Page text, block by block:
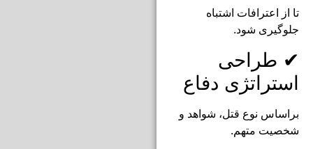
تا از اعترافات اشتباه
جلوگیری شود.
✔ طراحی
استراتژی دفاع
براساس نوع قتل، شواهد و
شخصیت متهم.